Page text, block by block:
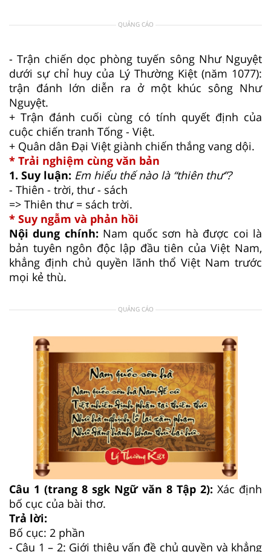
QUẢNG CÁO
- Trận chiến dọc phòng tuyến sông Như Nguyệt
dưới sự chỉ huy của Lý Thường Kiệt (năm 1077):
trận đánh lớn diễn ra ở một khúc sông Như
Nguyệt.
+ Trận đánh cuối cùng có tính quyết định của
cuộc chiến tranh Tống - Việt.
+ Quân dân Đại Việt giành chiến thắng vang dội.
* Trải nghiệm cùng văn bản
1. Suy luận: Em hiểu thế nào là “thiên thư”?
- Thiên - trời, thư - sách
=> Thiên thư = sách trời.
* Suy ngẫm và phản hồi
Nội dung chính: Nam quốc sơn hà được coi là
bản tuyên ngôn độc lập đầu tiên của Việt Nam,
khẳng định chủ quyền lãnh thổ Việt Nam trước
mọi kẻ thù.
QUẢNG CÁO
Câu 1 (trang 8 sgk Ngữ văn 8 Tập 2): Xác định
bố cục của bài thơ.
Trả lời:
Bố cục: 2 phần
- Câu 1 – 2: Giới thiệu vấn đề chủ quyền và khẳng